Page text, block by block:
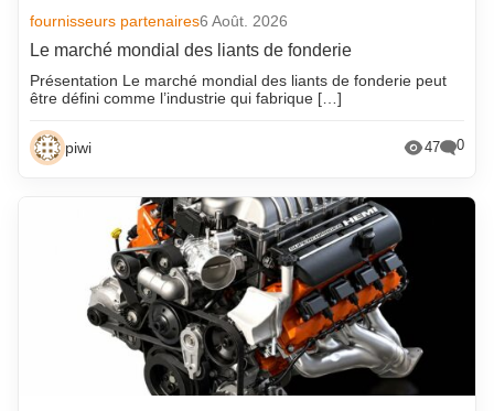
fournisseurs partenaires6 Août. 2026
Le marché mondial des liants de fonderie
Présentation Le marché mondial des liants de fonderie peut
être défini comme l’industrie qui fabrique […]
piwi 47 0